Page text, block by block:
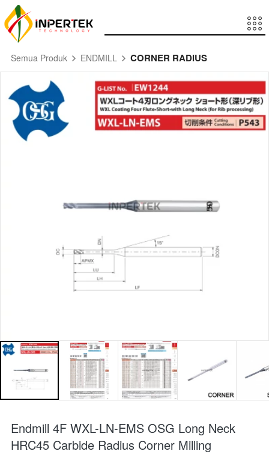
Semua Produk ENDMILL CORNER RADIUS
Endmill 4F WXL-LN-EMS OSG Long Neck
HRC45 Carbide Radius Corner Milling